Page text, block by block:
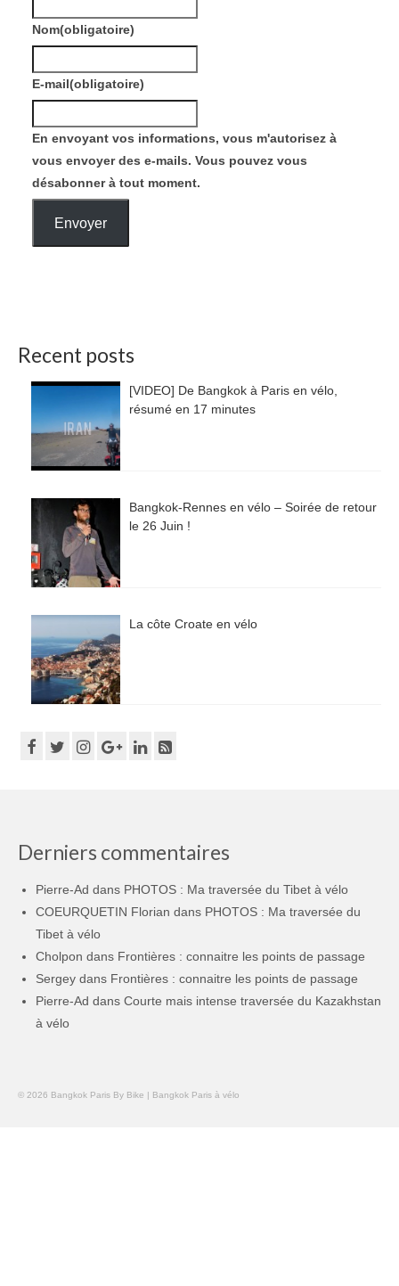
Nom(obligatoire)
E-mail(obligatoire)
En envoyant vos informations, vous m'autorisez à
vous envoyer des e-mails. Vous pouvez vous
désabonner à tout moment.
Envoyer
Recent posts
[VIDEO] De Bangkok à Paris en vélo,
résumé en 17 minutes
Bangkok-Rennes en vélo – Soirée de retour
le 26 Juin !
La côte Croate en vélo
Derniers commentaires
Pierre-Ad dans PHOTOS : Ma traversée du Tibet à vélo
COEURQUETIN Florian dans PHOTOS : Ma traversée du
Tibet à vélo
Cholpon dans Frontières : connaitre les points de passage
Sergey dans Frontières : connaitre les points de passage
Pierre-Ad dans Courte mais intense traversée du Kazakhstan
à vélo
© 2026 Bangkok Paris By Bike | Bangkok Paris à vélo